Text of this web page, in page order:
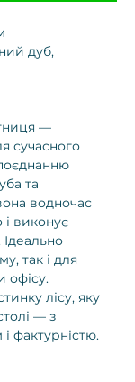
дуб,
—
сучасного
та
водночас
і виконує
так і для
офісу.
лісу, яку
— з
фактурністю.